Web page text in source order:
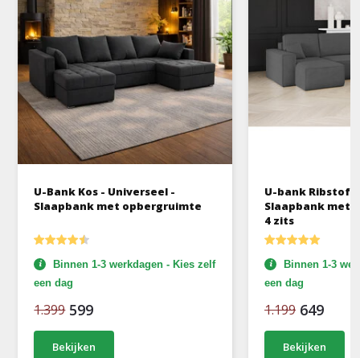
U-Bank Kos - Universeel -
Slaapbank met opbergruimte
Binnen 1-3 werkdagen - Kies zelf
een dag
1.399 599
Bekijken
U-bank Ribstof
Slaapbank met
4 zits
Binnen 1-3
een dag
1.199 649
Bekijken